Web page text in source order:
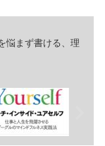
の内容から、ADHD
ついてご紹介しま
悩まず書ける、理